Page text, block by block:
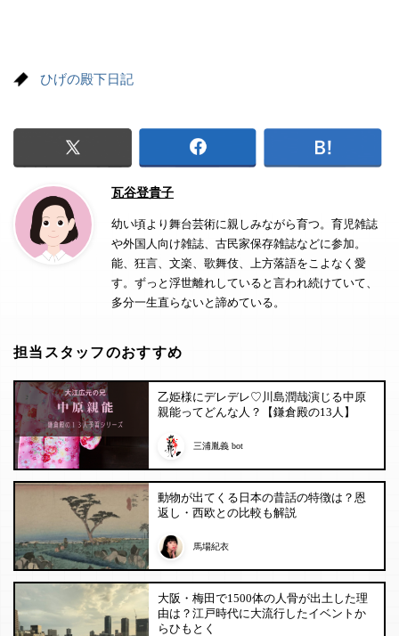
ひげの殿下日記
瓦谷登貴子
幼い頃より舞台芸術に親しみながら育つ。育児雑誌
や外国人向け雑誌、古民家保存雑誌などに参加。
能、狂言、文楽、歌舞伎、上方落語をこよなく愛
す。ずっと浮世離れしていると言われ続けていて、
多分一生直らないと諦めている。
担当スタッフのおすすめ
乙姫様にデレデレ♡川島潤哉演じる中原
親能ってどんな人？【鎌倉殿の13人】
三浦胤義 bot
動物が出てくる日本の昔話の特徴は？恩
返し・西欧との比較も解説
馬場紀衣
大阪・梅田で1500体の人骨が出土した理
由は？江戸時代に大流行したイベントか
らひもとく